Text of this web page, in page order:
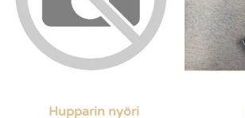
Hupparin nyöri